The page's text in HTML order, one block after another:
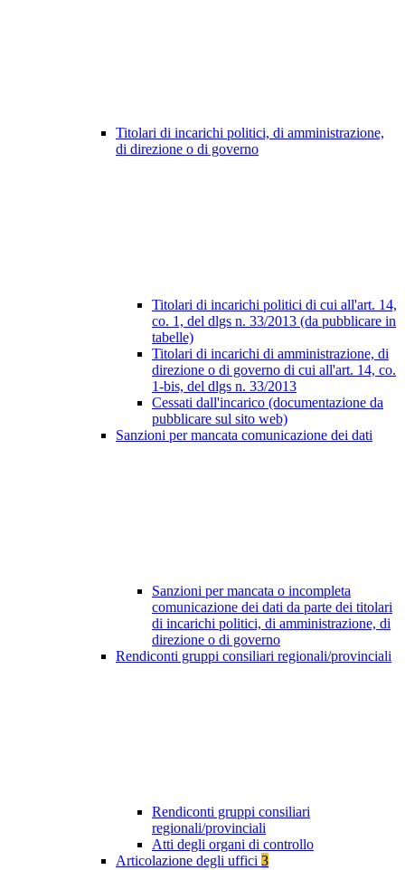
Titolari di incarichi politici, di amministrazione,
di direzione o di governo
Titolari di incarichi politici di cui all'art. 14,
co. 1, del dlgs n. 33/2013 (da pubblicare in
tabelle)
Titolari di incarichi di amministrazione, di
direzione o di governo di cui all'art. 14, co.
1-bis, del dlgs n. 33/2013
Cessati dall'incarico (documentazione da
pubblicare sul sito web)
Sanzioni per mancata comunicazione dei dati
Sanzioni per mancata o incompleta
comunicazione dei dati da parte dei titolari
di incarichi politici, di amministrazione, di
direzione o di governo
Rendiconti gruppi consiliari regionali/provinciali
Rendiconti gruppi consiliari
regionali/provinciali
Atti degli organi di controllo
Articolazione degli uffici 3